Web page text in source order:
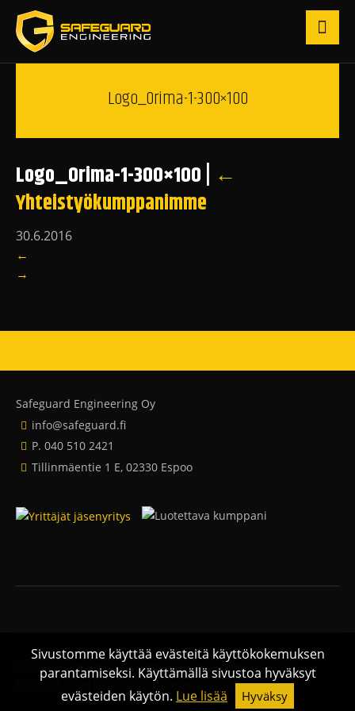
Logo_Orima-1-300×100
Logo_Orima-1-300×100 ←
Yhteistyökumppanimme
30.6.2016
←
→
Safeguard Engineering Oy
info@safeguard.fi
P. 040 510 2421
Tillinmäentie 1 E, 02330 Espoo
© 2026 Safeguard Engineering.
Hakukoneoptimoidut
kotisivut ja verkkoläsnäolo Sitefactory Oy
Sivustomme käyttää evästeitä käyttökokemuksen
parantamiseksi. Käyttämällä sivustoa hyväksyt
evästeiden käytön. Lue lisää Hyväksy